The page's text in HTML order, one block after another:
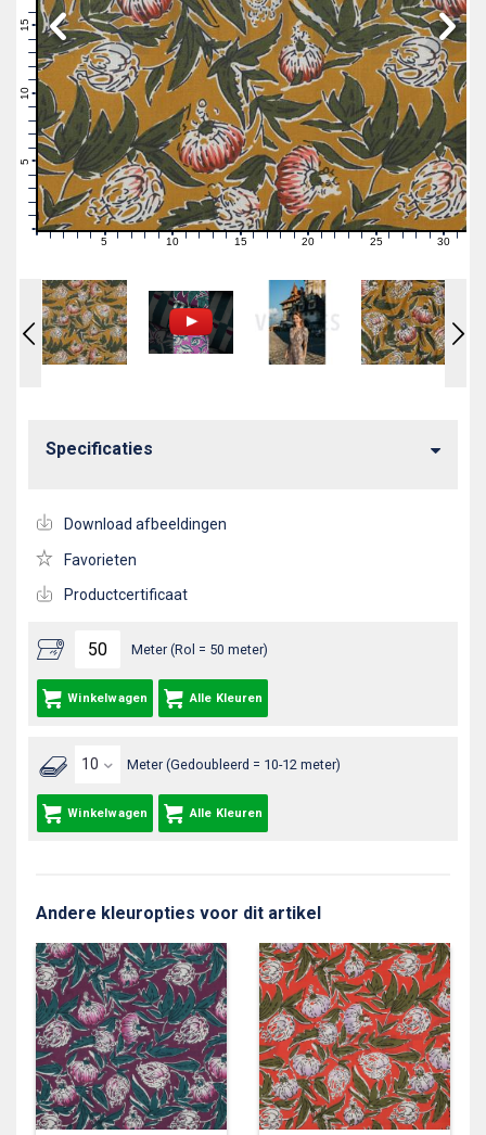
0
1
3
4
5
6
11
12
13
14
15
16
0 1 2 3 4 5 6 7 891011121314151617181920212223242526272829 31
Meter (Rol = 50 meter)
Winkelwagen Alle Kleuren
Meter (Gedoubleerd = 10-12 meter)
Winkelwagen Alle Kleuren
Specificaties
Download afbeeldingen
Favorieten
Productcertificaat
Andere kleuropties voor dit artikel